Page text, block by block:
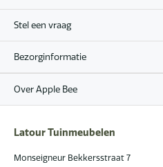
Stel een vraag
Bezorginformatie
Over Apple Bee
Latour Tuinmeubelen
Monseigneur Bekkersstraat 7